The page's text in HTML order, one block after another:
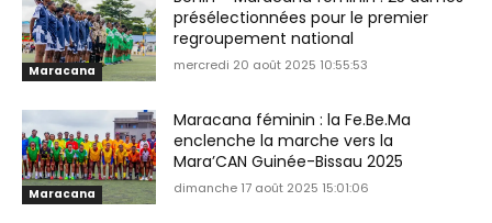
Maracana
présélectionnées pour le premier
regroupement national
mercredi 20 août 2025 10:55:53
Maracana
Maracana féminin : la Fe.Be.Ma
enclenche la marche vers la
Mara’CAN Guinée-Bissau 2025
dimanche 17 août 2025 15:01:06